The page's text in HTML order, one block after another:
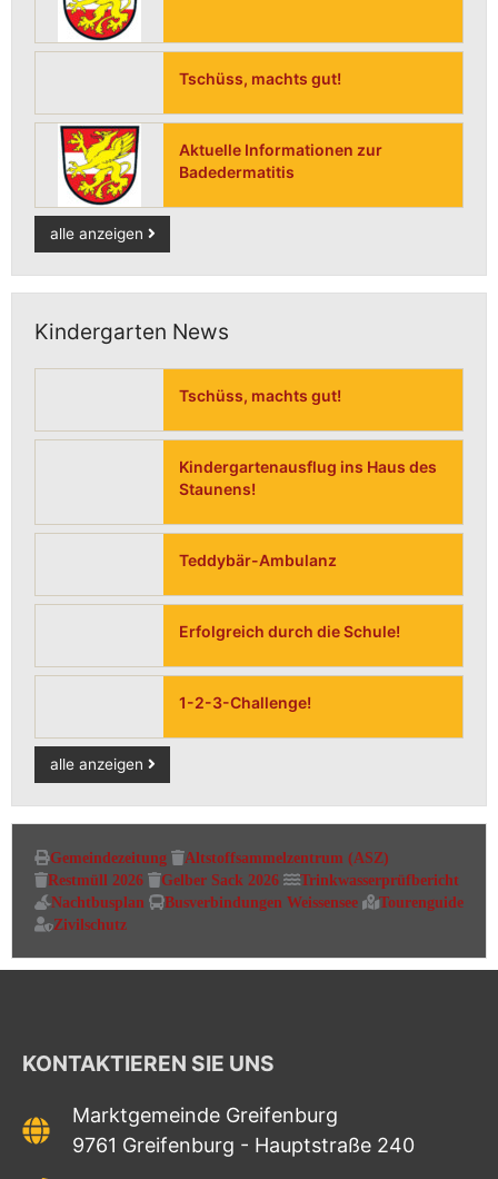
Tschüss, machts gut!
Aktuelle Informationen zur
Badedermatitis
alle anzeigen
Kindergarten News
Tschüss, machts gut!
Kindergartenausflug ins Haus des
Staunens!
Teddybär-Ambulanz
Erfolgreich durch die Schule!
1-2-3-Challenge!
alle anzeigen
Gemeindezeitung
Altstoffsammelzentrum (ASZ)
Restmüll 2026
Gelber Sack 2026
Trinkwasserprüfbericht
Nachtbusplan
Busverbindungen Weissensee
Tourenguide
Zivilschutz
KONTAKTIEREN SIE UNS
Marktgemeinde Greifenburg
9761 Greifenburg - Hauptstraße 240